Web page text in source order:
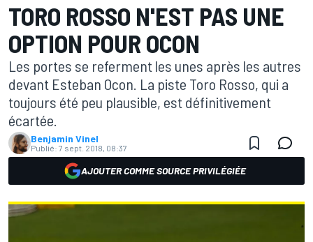
TORO ROSSO N'EST PAS UNE
OPTION POUR OCON
Les portes se referment les unes après les autres
devant Esteban Ocon. La piste Toro Rosso, qui a
toujours été peu plausible, est définitivement
écartée.
Benjamin Vinel
Publié: 7 sept. 2018, 08:37
AJOUTER COMME SOURCE PRIVILÉGIÉE